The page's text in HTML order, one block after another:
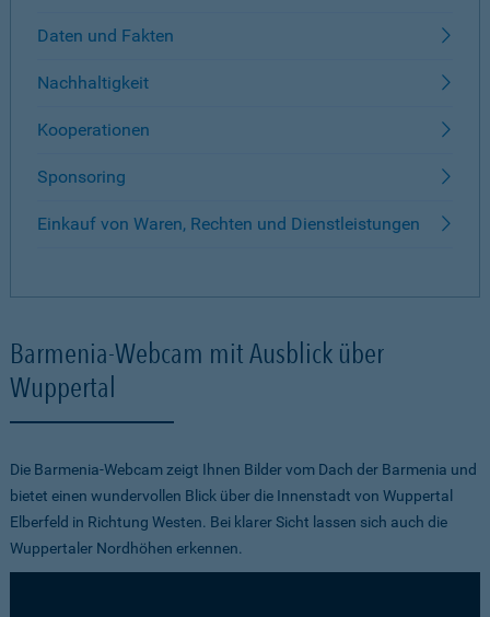
Daten und Fakten
Nachhaltigkeit
Kooperationen
Sponsoring
Einkauf von Waren, Rechten und Dienstleistungen
Barmenia-Webcam mit Ausblick über
Wuppertal
Die Barmenia-Webcam zeigt Ihnen Bilder vom Dach der Barmenia und
bietet einen wundervollen Blick über die Innenstadt von Wuppertal
Elberfeld in Richtung Westen. Bei klarer Sicht lassen sich auch die
Wuppertaler Nordhöhen erkennen.